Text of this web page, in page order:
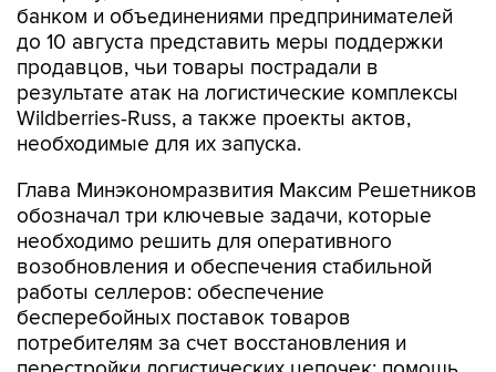
банком и объединениями предпринимателей
до 10 августа представить меры поддержки
продавцов, чьи товары пострадали в
результате атак на логистические комплексы
Wildberries-Russ, а также проекты актов,
необходимые для их запуска.
Глава Минэкономразвития Максим Решетников
обозначал три ключевые задачи, которые
необходимо решить для оперативного
возобновления и обеспечения стабильной
работы селлеров: обеспечение
бесперебойных поставок товаров
потребителям за счет восстановления и